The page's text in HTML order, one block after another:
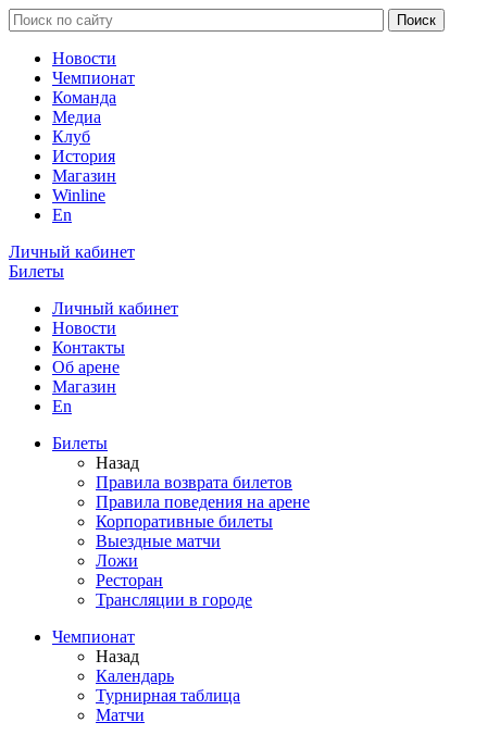
Новости
Чемпионат
Команда
Медиа
Клуб
История
Магазин
Winline
En
Личный кабинет
Билеты
Личный кабинет
Новости
Контакты
Об арене
Магазин
En
Билеты
Назад
Правила возврата билетов
Правила поведения на арене
Корпоративные билеты
Выездные матчи
Ложи
Ресторан
Трансляции в городе
Чемпионат
Назад
Календарь
Турнирная таблица
Матчи